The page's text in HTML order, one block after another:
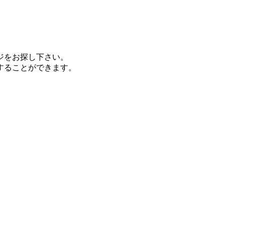
お探し下さい。
ことができます。